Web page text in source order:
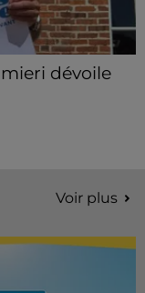
dévoile
Voir plus